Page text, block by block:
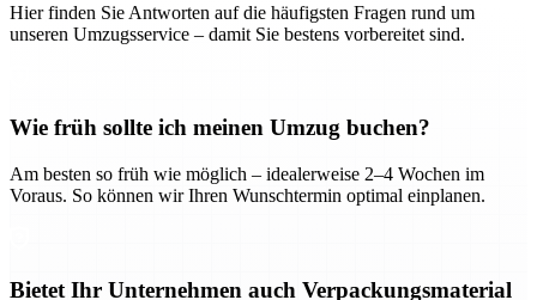
Hier finden Sie Antworten auf die häufigsten Fragen rund um
unseren Umzugsservice – damit Sie bestens vorbereitet sind.
Wie früh sollte ich meinen Umzug buchen?
Am besten so früh wie möglich – idealerweise 2–4 Wochen im
Voraus. So können wir Ihren Wunschtermin optimal einplanen.
Bietet Ihr Unternehmen auch Verpackungsmaterial